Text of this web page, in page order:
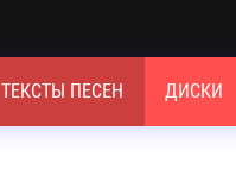
ТЕКСТЫ ПЕСЕН ДИСКИ